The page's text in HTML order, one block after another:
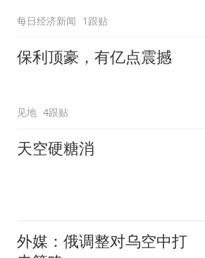
每日经济新闻 1跟贴
保利顶豪，有亿点震撼
见地 4跟贴
天空硬糖消
外媒：俄调整对乌空中打